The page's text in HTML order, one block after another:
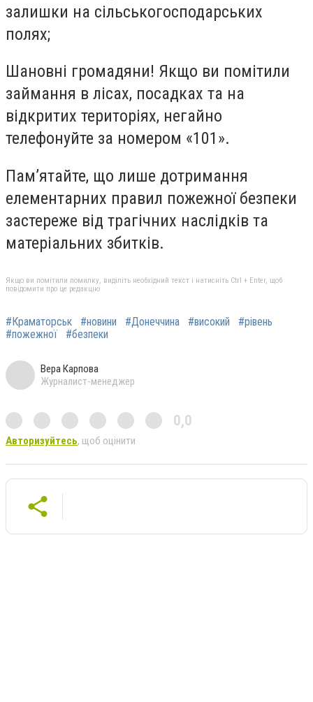
залишки на сільськогосподарських
полях;
Шановні громадяни! Якщо ви помітили
займання в лісах, посадках та на
відкритих територіях, негайно
телефонуйте за номером «101».
Пам’ятайте, що лише дотримання
елементарних правил пожежної безпеки
застереже від трагічних наслідків та
матеріальних збитків.
Якщо ви помітили помилку, виділіть необхідний текст і натисніть Ctrl + Enter, щоб
повідомити про це редакцію
#Краматорськ #новини #Донеччина #високий
#рівень
#пожежної
#безпеки
Вера Карпова
Журналист-менеджер
0,0
Авторизуйтесь, щоб оцінити